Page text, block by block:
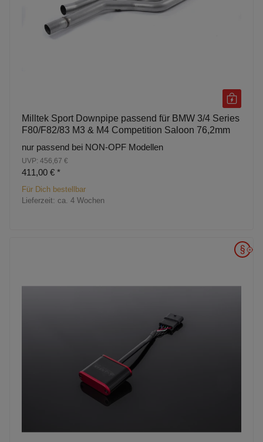
Milltek Sport Downpipe passend für BMW 3/4 Series
F80/F82/83 M3 & M4 Competition Saloon 76,2mm
nur passend bei NON-OPF Modellen
UVP: 456,67 €
411,00 € *
Für Dich bestellbar
Lieferzeit: ca. 4 Wochen